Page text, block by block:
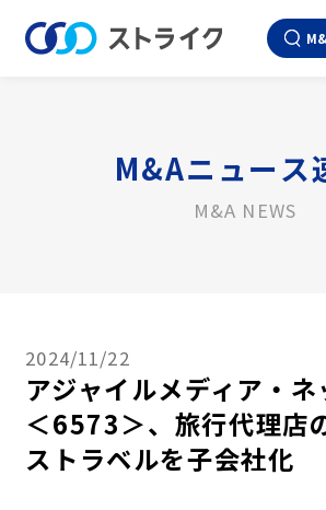
M&Aニュース
M&A NEWS
2024/11/22
アジャイルメディア・
＜6573＞、旅行代理店
ストラベルを子会社化